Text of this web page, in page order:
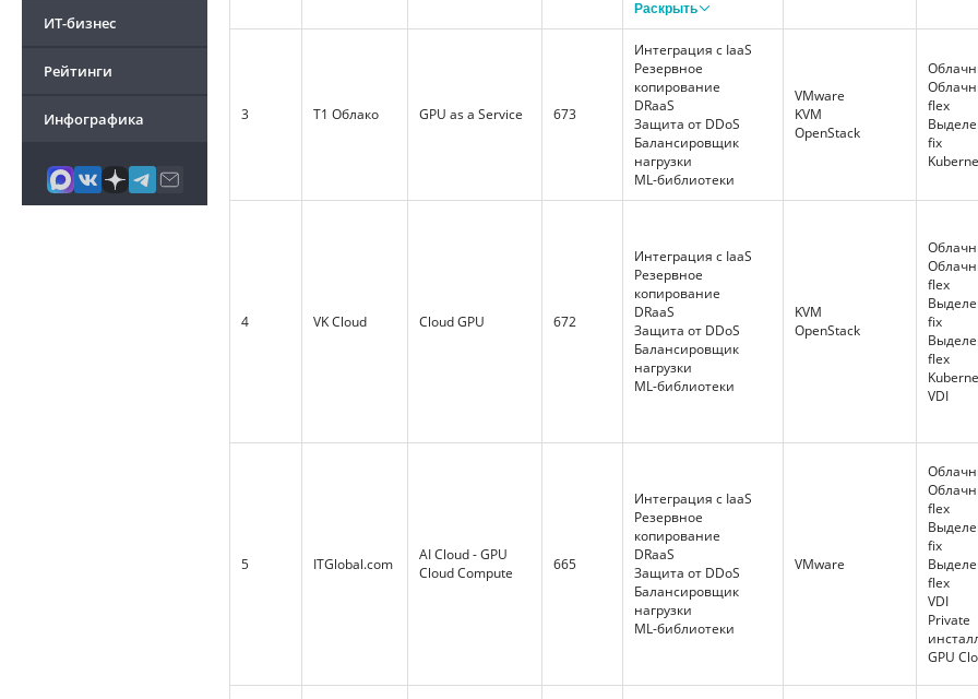
ИТ-бизнес
Рейтинги
Инфографика
Облачные базы
данных
DevOps as a Service
DRaaS
Защита от DDoS
Защита приложения
(WAF)
Балансировщик
нагрузки
Глобальный роутер
CDN
окружением
ML-платформа
Inference-платформа
Раскрыть
3 Т1 Облако GPU as a Service 673
Интеграция с IaaS
Резервное
копирование
DRaaS
Защита от DDoS
Балансировщик
нагрузки
ML-библиотеки
VMware
KVM
OpenStack
flex
fix
4 VK Cloud Cloud GPU 672
Интеграция с IaaS
Резервное
копирование
DRaaS
Защита от DDoS
Балансировщик
нагрузки
ML-библиотеки
KVM
OpenStack
flex
fix
flex
VDI
5 ITGlobal.com
AI Cloud - GPU
Cloud Compute
665
Интеграция с IaaS
Резервное
копирование
DRaaS
Защита от DDoS
Балансировщик
нагрузки
ML-библиотеки
VMware
flex
fix
flex
VDI
Private
GPU